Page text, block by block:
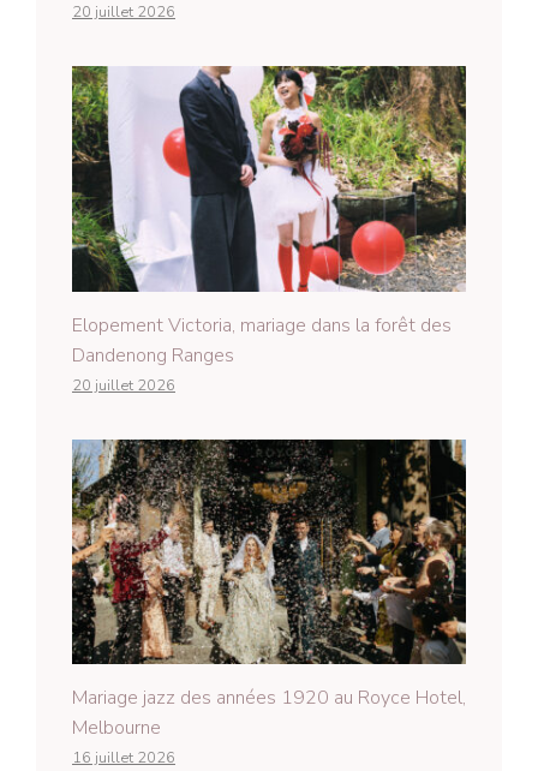
20 juillet 2026
Elopement Victoria, mariage dans la forêt des
Dandenong Ranges
20 juillet 2026
Mariage jazz des années 1920 au Royce Hotel,
Melbourne
16 juillet 2026